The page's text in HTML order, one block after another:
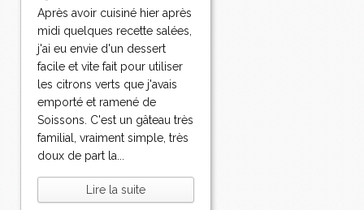
Après avoir cuisiné hier après
midi quelques recette salées,
j'ai eu envie d'un dessert
facile et vite fait pour utiliser
les citrons verts que j'avais
emporté et ramené de
Soissons. C'est un gâteau très
familial, vraiment simple, très
doux de part la...
Lire la suite